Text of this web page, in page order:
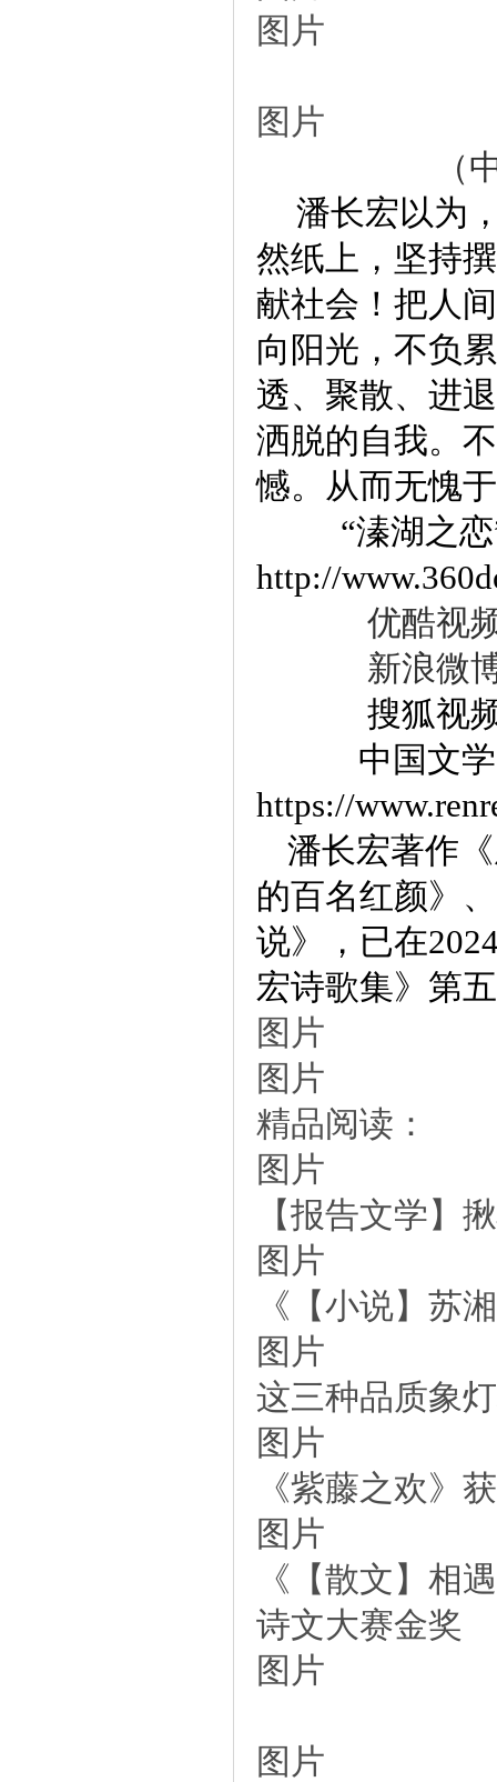
图片
图片
（
潘长宏以为
然纸上，坚持
献社会！把人
向阳光，不负
透、聚散、进
洒脱的自我。
憾。从而无愧
“溱湖之恋
http://
优酷视频
新浪微博
搜狐视频
中国文学
https://
潘长宏著作
的百名红颜》
说》，已在
宏诗歌集》第
图片
图片
精品阅读：
图片
【报告文学】
图片
《【小说】苏
图片
这三种品质象
图片
《紫藤之欢》
图片
《【散文】相
诗文大赛金奖
图片
图片